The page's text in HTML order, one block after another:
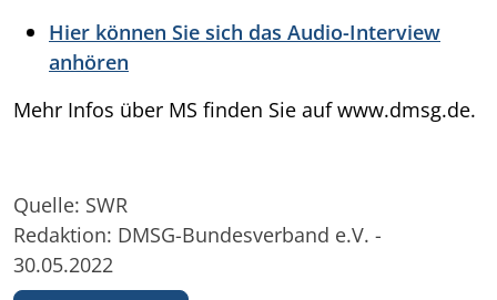
Hier können Sie sich das Audio-Interview
anhören
Mehr Infos über MS finden Sie auf www.dmsg.de.
Quelle: SWR
Redaktion: DMSG-Bundesverband e.V. -
30.05.2022